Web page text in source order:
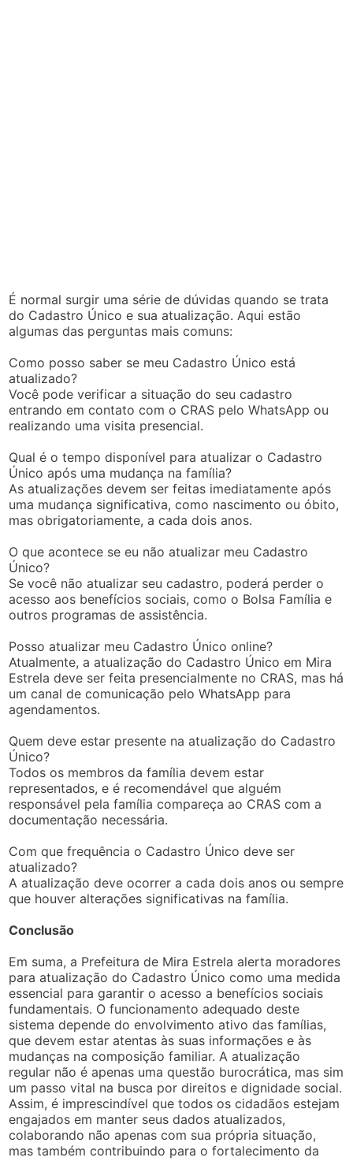
É normal surgir uma série de dúvidas quando se trata
do Cadastro Único e sua atualização. Aqui estão
algumas das perguntas mais comuns:
Como posso saber se meu Cadastro Único está
atualizado?
Você pode verificar a situação do seu cadastro
entrando em contato com o CRAS pelo WhatsApp ou
realizando uma visita presencial.
Qual é o tempo disponível para atualizar o Cadastro
Único após uma mudança na família?
As atualizações devem ser feitas imediatamente após
uma mudança significativa, como nascimento ou óbito,
mas obrigatoriamente, a cada dois anos.
O que acontece se eu não atualizar meu Cadastro
Único?
Se você não atualizar seu cadastro, poderá perder o
acesso aos benefícios sociais, como o Bolsa Família e
outros programas de assistência.
Posso atualizar meu Cadastro Único online?
Atualmente, a atualização do Cadastro Único em Mira
Estrela deve ser feita presencialmente no CRAS, mas há
um canal de comunicação pelo WhatsApp para
agendamentos.
Quem deve estar presente na atualização do Cadastro
Único?
Todos os membros da família devem estar
representados, e é recomendável que alguém
responsável pela família compareça ao CRAS com a
documentação necessária.
Com que frequência o Cadastro Único deve ser
atualizado?
A atualização deve ocorrer a cada dois anos ou sempre
que houver alterações significativas na família.
Conclusão
Em suma, a Prefeitura de Mira Estrela alerta moradores
para atualização do Cadastro Único como uma medida
essencial para garantir o acesso a benefícios sociais
fundamentais. O funcionamento adequado deste
sistema depende do envolvimento ativo das famílias,
que devem estar atentas às suas informações e às
mudanças na composição familiar. A atualização
regular não é apenas uma questão burocrática, mas sim
um passo vital na busca por direitos e dignidade social.
Assim, é imprescindível que todos os cidadãos estejam
engajados em manter seus dados atualizados,
colaborando não apenas com sua própria situação,
mas também contribuindo para o fortalecimento da